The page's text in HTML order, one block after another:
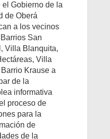
el Gobierno de la
de Oberá
a los vecinos
San
Villa Blanquita,
Villa
Barrio Krause a
de la
informativa
proceso de
para la
de
de la